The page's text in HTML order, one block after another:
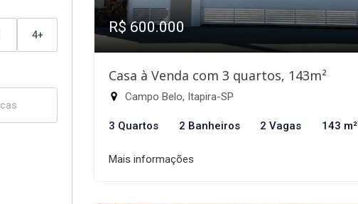
4+ R$ 600.000
Casa à Venda com 3 quartos, 143m²
Campo Belo, Itapira-SP
3 Quartos 2 Banheiros 2 Vagas 143 m²
Mais informações